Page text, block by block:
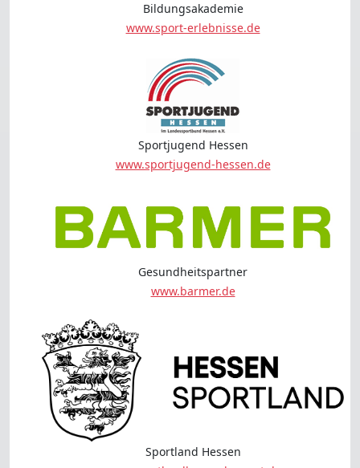
Bildungsakademie
www.sport-erlebnisse.de
Sportjugend Hessen
www.sportjugend-hessen.de
Gesundheitspartner
www.barmer.de
Sportland Hessen